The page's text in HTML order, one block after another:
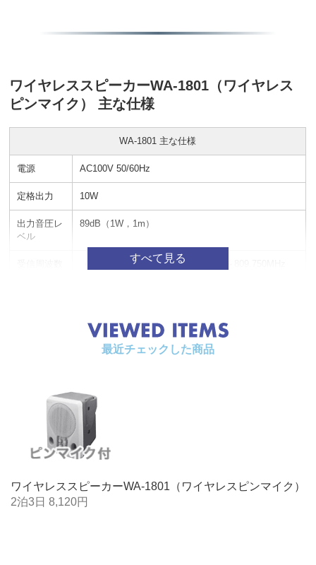
ワイヤレススピーカーWA-1801（ワイヤレス
ピンマイク） 主な仕様
WA-1801 主な仕様
電源 AC100V 50/60Hz
定格出力 10W
出力音圧レ
ベル
89dB（1W，1m）
（B型30波のうち1波選択）806.125～809.750MHz
ワイヤレスマイク：1回路
ライン入力：-14 dB（＊1） 2 kΩ 不平衡 モノラ
ルホーンジャック
-10dB（＊1）2kΩ 不平衡 ステレオミニジャック
（ミキシング）
USBポート（＊2）
SN比 70dB以上（定格出力比，IEC-Aカーブ）
最近チェックした商品
ワイヤレススピーカーWA-1801（ワイヤレスピンマイク）
2泊3日 8,120円